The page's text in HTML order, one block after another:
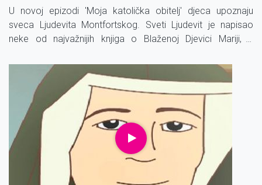
U novoj epizodi 'Moja katolička obitelj' djeca upoznaju
sveca Ljudevita Montfortskog. Sveti Ljudevit je napisao
neke od najvažnijih knjiga o Blaženoj Djevici Mariji, a
put do samog Isusa.